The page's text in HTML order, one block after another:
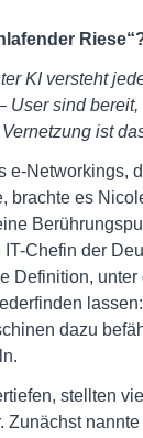
KI versteht
User sind
ist
e-Networkings,
brachte es
Chefin der
Definition,
dazu
stellten